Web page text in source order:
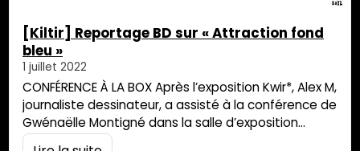
[Kiltir] Reportage BD sur « Attraction fond
bleu »
1 juillet 2022
CONFÉRENCE À LA BOX Après l’exposition Kwir*, Alex M,
journaliste dessinateur, a assisté à la conférence de
Gwénaëlle Montigné dans la salle d’exposition
tamponnaise de La Box (60, rue Lacaussade). Pour